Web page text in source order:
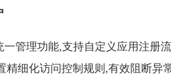
管理功能,支持自定义应用注册
细化访问控制规则,有效阻断异